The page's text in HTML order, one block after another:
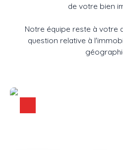
de votre bien
Notre équipe reste à votre
question relative à